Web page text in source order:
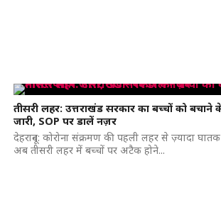
तीसरी लहर: उत्तराखंड सरकार का बच्चों को बचाने
जारी, SOP पर डालें नज़र
देहरादून: कोरोना संक्रमण की पहली लहर से ज़्यादा
अब तीसरी लहर में बच्चों पर अटैक होने...